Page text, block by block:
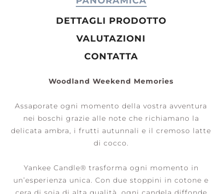
DETTAGLI PRODOTTO
VALUTAZIONI
CONTATTA
Woodland Weekend Memories
Assaporate ogni momento della vostra avventura
nei boschi grazie alle note che richiamano la
delicata ambra, i frutti autunnali e il cremoso latte
di cocco.
Yankee Candle® trasforma ogni momento in
un’esperienza unica. Con due stoppini in cotone e